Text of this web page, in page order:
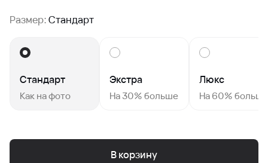
Размер:Стандарт
Стандарт
Как на фото
Экстра
На 30% больше
Люкс
На 60% больше
В корзину